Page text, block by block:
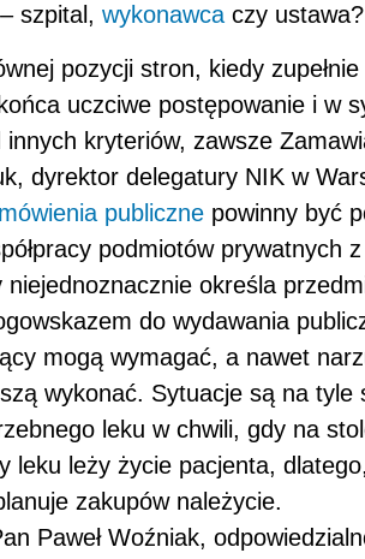
szpital, wykonawca czy ustawa?
pozycji stron, kiedy
uczciwe postępowanie i w
kryteriów, zawsze
dyrektor delegatury NIK w
publiczne powinny być
podmiotów prywatnych
niejednoznacznie określa
do wydawania
mogą wymagać, a nawet
wykonać. Sytuacje są na tyle
leku w chwili, gdy na
leku leży życie pacjenta,
zakupów należycie.
Paweł Woźniak,